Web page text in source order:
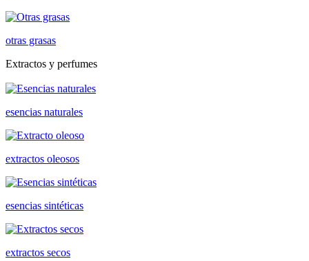
otras grasas
Extractos y perfumes
esencias naturales
extractos oleosos
esencias sintéticas
extractos secos